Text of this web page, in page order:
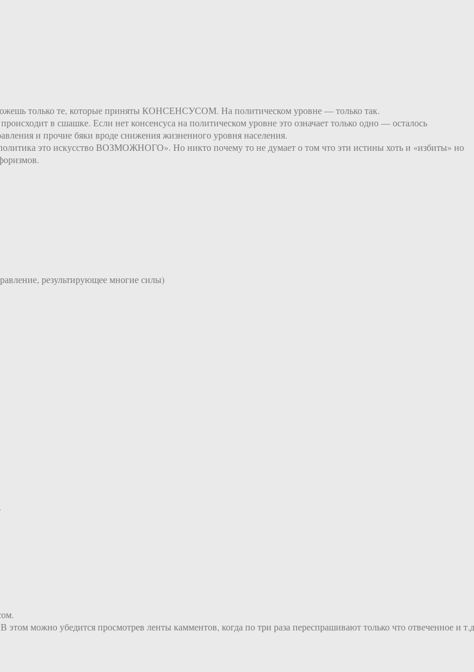
только те, которые приняты КОНСЕНСУСОМ. На политическом уровне — только так.
в сшашке. Если нет консенсуса на политическом уровне это означает только одно — осталось
и прочие бяки вроде снижения жизненного уровня населения.
это искусство ВОЗМОЖНОГО». Но никто почему то не думает о том что эти истины хоть и «избиты» но
результирующее многие силы)
можно убедится просмотрев ленты камментов, когда по три раза переспрашивают только что отвеченное и